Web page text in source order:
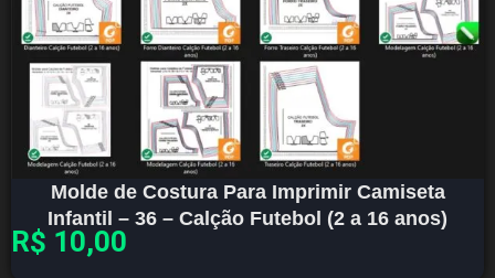
Molde de Costura Para Imprimir Camiseta
Infantil – 36 – Calção Futebol (2 a 16 anos)
R$ 10,00